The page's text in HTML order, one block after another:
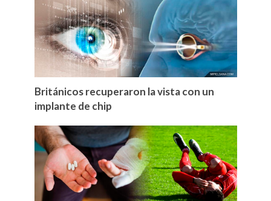
Británicos recuperaron la vista con un
implante de chip